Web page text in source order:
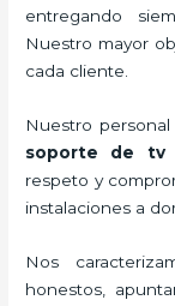
entregando
Nuestro mayor
cada cliente.
Nuestro
soporte de tv
respeto y
instalaciones a
Nos
honestos,